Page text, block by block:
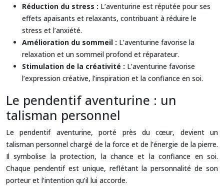
Réduction du stress : L’aventurine est réputée pour ses
effets apaisants et relaxants, contribuant à réduire le
stress et l’anxiété.
Amélioration du sommeil : L’aventurine favorise la
relaxation et un sommeil profond et réparateur.
Stimulation de la créativité : L’aventurine favorise
l’expression créative, l’inspiration et la confiance en soi.
Le pendentif aventurine : un
talisman personnel
Le pendentif aventurine, porté près du cœur, devient un
talisman personnel chargé de la force et de l’énergie de la pierre.
Il symbolise la protection, la chance et la confiance en soi.
Chaque pendentif est unique, reflétant la personnalité de son
porteur et l’intention qu’il lui accorde.